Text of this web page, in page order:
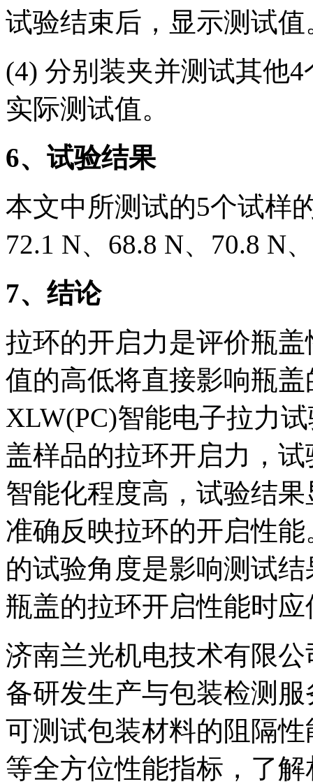
试验结束后，显示测试值
(4) 分别装夹并测试其他
实际测试值。
6、试验结果
本文中所测试的5个试样
72.1 N、68.8 N、70.8 N
7、结论
拉环的开启力是评价瓶
值的高低将直接影响瓶
XLW(PC)智能电子拉力
盖样品的拉环开启力，
智能化程度高，试验结
准确反映拉环的开启性
的试验角度是影响测试
瓶盖的拉环开启性能时
济南兰光机电技术有限
备研发生产与包装检测
可测试包装材料的阻隔
等全方位性能指标，了